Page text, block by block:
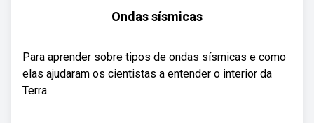
Ondas sísmicas
Para aprender sobre tipos de ondas sísmicas e como
elas ajudaram os cientistas a entender o interior da
Terra.